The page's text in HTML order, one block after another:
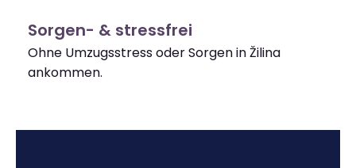
Sorgen- & stressfrei
Ohne Umzugsstress oder Sorgen in Žilina
ankommen.